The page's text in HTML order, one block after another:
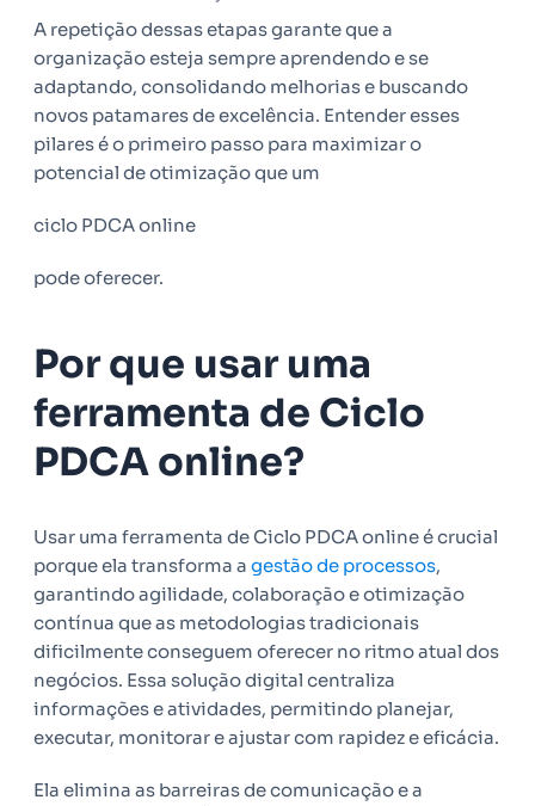
A repetição dessas etapas garante que a
organização esteja sempre aprendendo e se
adaptando, consolidando melhorias e buscando
novos patamares de excelência. Entender esses
pilares é o primeiro passo para maximizar o
potencial de otimização que um
ciclo PDCA online
pode oferecer.
Por que usar uma
ferramenta de Ciclo
PDCA online?
Usar uma ferramenta de Ciclo PDCA online é crucial
porque ela transforma a gestão de processos,
garantindo agilidade, colaboração e otimização
contínua que as metodologias tradicionais
dificilmente conseguem oferecer no ritmo atual dos
negócios. Essa solução digital centraliza
informações e atividades, permitindo planejar,
executar, monitorar e ajustar com rapidez e eficácia.
Ela elimina as barreiras de comunicação e a